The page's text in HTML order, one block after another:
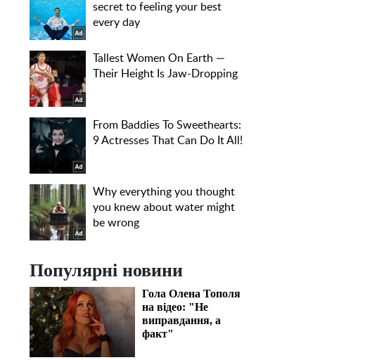
Популярні новини
Гола Олена Тополя
на відео: "Не
виправдання, а
факт"